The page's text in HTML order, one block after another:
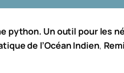
python. Un outil pour les
de l’Océan Indien,